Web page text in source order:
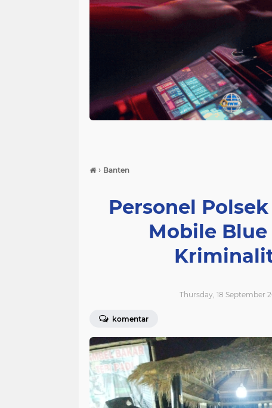
› Banten
Personel
Mobile
Thursday, 18 September
komentar